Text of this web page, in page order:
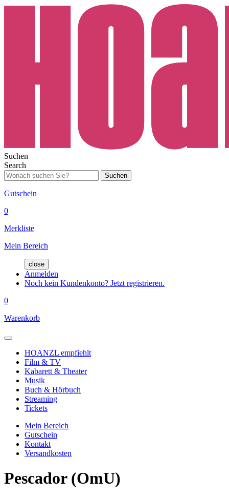
Suchen
Search
Suchen
Gutschein
0
Merkliste
Mein Bereich
close
Anmelden
Noch kein Kundenkonto? Jetzt registrieren.
0
Warenkorb
HOANZL empfiehlt
Film & TV
Kabarett & Theater
Musik
Buch & Hörbuch
Streaming
Tickets
Mein Bereich
Gutschein
Kontakt
Versandkosten
Pescador (OmU)